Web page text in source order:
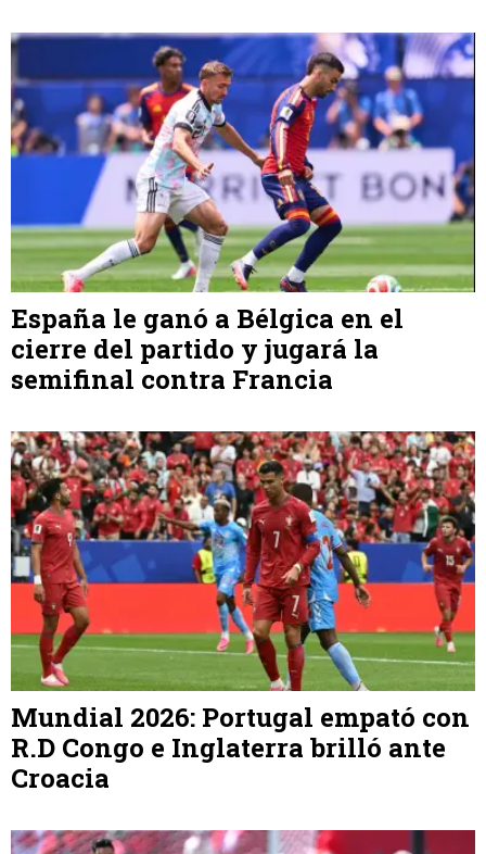
España le ganó a Bélgica en el
cierre del partido y jugará la
semifinal contra Francia
Mundial 2026: Portugal empató con
R.D Congo e Inglaterra brilló ante
Croacia